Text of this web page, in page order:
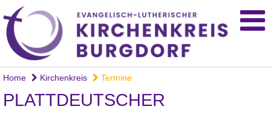
Home Kirchenkreis Termine
PLATTDEUTSCHER